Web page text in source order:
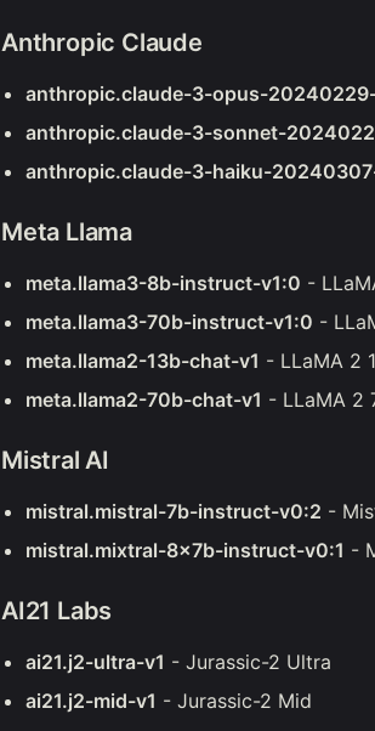
Anthropic Claude
anthropic.claude-3-opus-
anthropic.claude-3-sonnet-
anthropic.claude-3-haiku-
Meta Llama
meta.llama3-8b-instruct-v1:0 -
meta.llama3-70b-instruct-v1:0 -
meta.llama2-13b-chat-v1 - LLaMA 2
meta.llama2-70b-chat-v1 - LLaMA 2
Mistral AI
mistral.mistral-7b-instruct-v0:2 -
mistral.mixtral-8x7b-instruct-v0:1 -
AI21 Labs
ai21.j2-ultra-v1 - Jurassic-2 Ultra
ai21.j2-mid-v1 - Jurassic-2 Mid